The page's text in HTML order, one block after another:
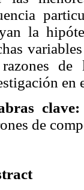
la
de
en
clave:
de